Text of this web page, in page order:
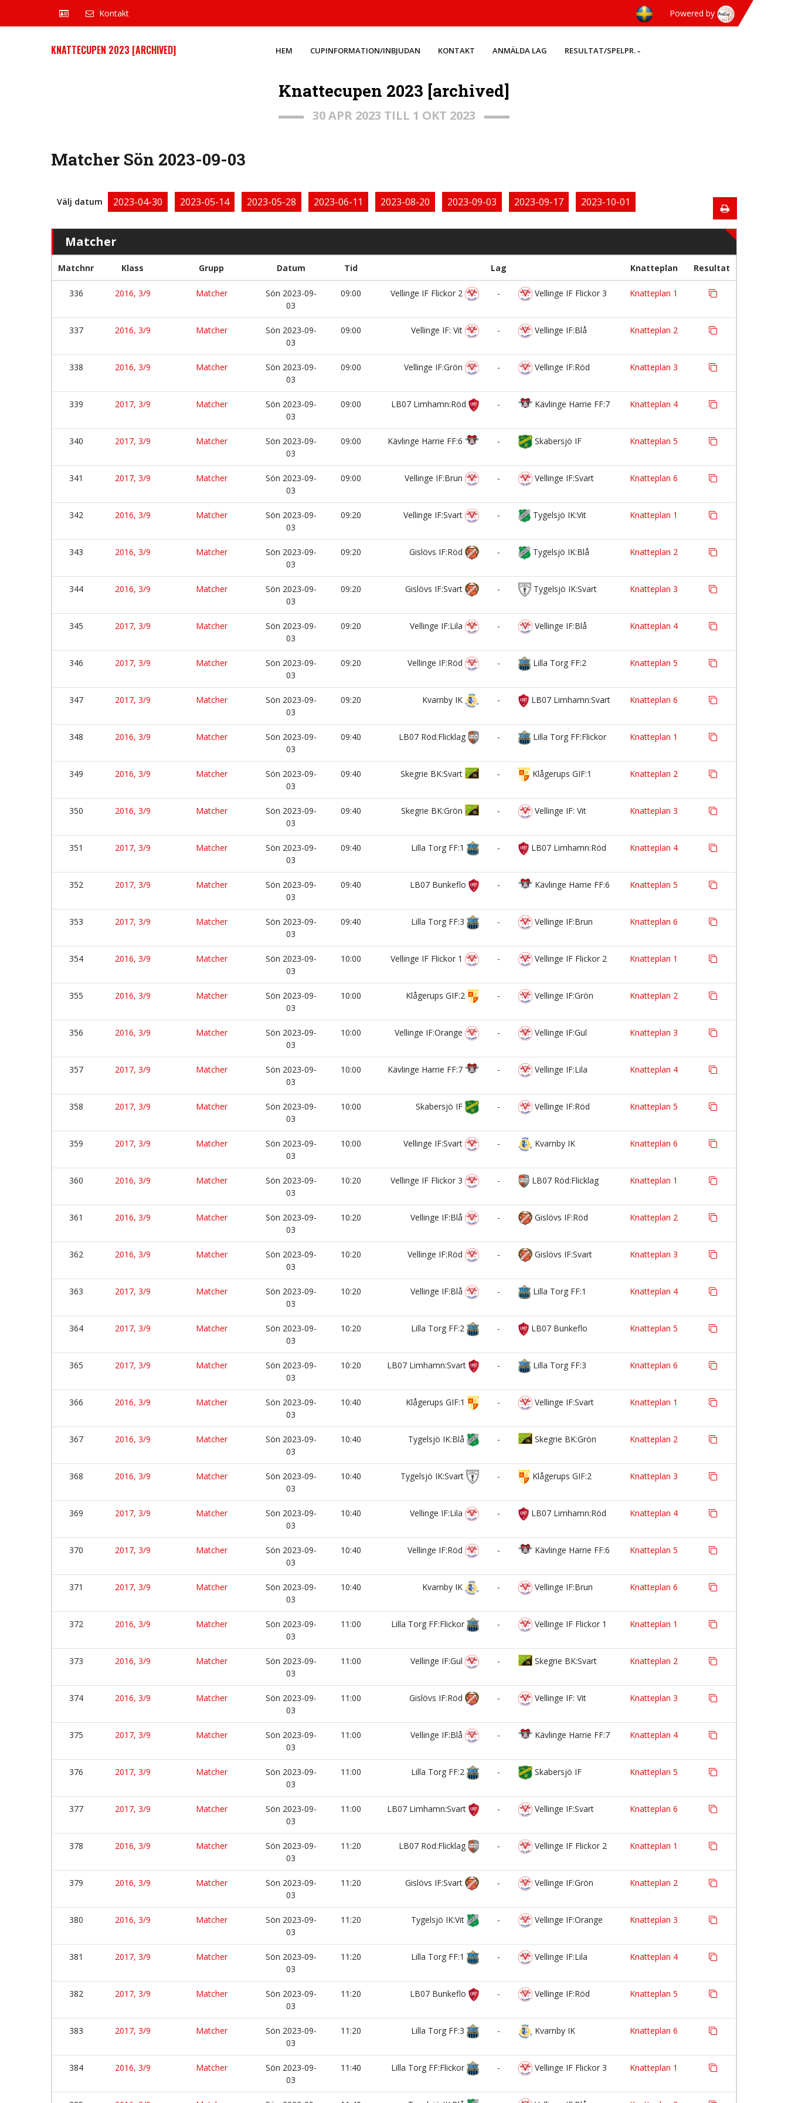
Kontakt Powered by
KNATTECUPEN 2023 [ARCHIVED] HEM CUPINFORMATION/INBJUDAN KONTAKT ANMÄLDA LAG RESULTAT/SPELPR.
Knattecupen 2023 [archived]
30 APR 2023 TILL 1 OKT 2023
Matcher Sön 2023-09-03
Välj datum 2023-04-30 2023-05-14 2023-05-28 2023-06-11 2023-08-20 2023-09-03 2023-09-17 2023-10-01
Matcher
Matchnr Klass Grupp Datum Tid Lag Knatteplan Resultat
336 2016, 3/9 Matcher
Sön 2023-09-
03
09:00 Vellinge IF Flickor 2 - Vellinge IF Flickor 3 Knatteplan 1
337 2016, 3/9 Matcher
Sön 2023-09-
03
09:00 Vellinge IF: Vit - Vellinge IF:Blå Knatteplan 2
338 2016, 3/9 Matcher
Sön 2023-09-
03
09:00 Vellinge IF:Grön - Vellinge IF:Röd Knatteplan 3
339 2017, 3/9 Matcher
Sön 2023-09-
03
09:00 LB07 Limhamn:Röd - Kävlinge Harrie FF:7 Knatteplan 4
340 2017, 3/9 Matcher
Sön 2023-09-
03
09:00 Kävlinge Harrie FF:6 - Skabersjö IF Knatteplan 5
341 2017, 3/9 Matcher
Sön 2023-09-
03
09:00 Vellinge IF:Brun - Vellinge IF:Svart Knatteplan 6
342 2016, 3/9 Matcher
Sön 2023-09-
03
09:20 Vellinge IF:Svart - Tygelsjö IK:Vit Knatteplan 1
343 2016, 3/9 Matcher
Sön 2023-09-
03
09:20 Gislövs IF:Röd - Tygelsjö IK:Blå Knatteplan 2
344 2016, 3/9 Matcher
Sön 2023-09-
03
09:20 Gislövs IF:Svart - Tygelsjö IK:Svart Knatteplan 3
345 2017, 3/9 Matcher
Sön 2023-09-
03
09:20 Vellinge IF:Lila - Vellinge IF:Blå Knatteplan 4
346 2017, 3/9 Matcher
Sön 2023-09-
03
09:20 Vellinge IF:Röd - Lilla Torg FF:2 Knatteplan 5
347 2017, 3/9 Matcher
Sön 2023-09-
03
09:20 Kvarnby IK - LB07 Limhamn:Svart Knatteplan 6
348 2016, 3/9 Matcher
Sön 2023-09-
03
09:40 LB07 Röd:Flicklag - Lilla Torg FF:Flickor Knatteplan 1
349 2016, 3/9 Matcher
Sön 2023-09-
03
09:40 Skegrie BK:Svart - Klågerups GIF:1 Knatteplan 2
350 2016, 3/9 Matcher
Sön 2023-09-
03
09:40 Skegrie BK:Grön - Vellinge IF: Vit Knatteplan 3
351 2017, 3/9 Matcher
Sön 2023-09-
03
09:40 Lilla Torg FF:1 - LB07 Limhamn:Röd Knatteplan 4
352 2017, 3/9 Matcher
Sön 2023-09-
03
09:40 LB07 Bunkeflo - Kävlinge Harrie FF:6 Knatteplan 5
353 2017, 3/9 Matcher
Sön 2023-09-
03
09:40 Lilla Torg FF:3 - Vellinge IF:Brun Knatteplan 6
354 2016, 3/9 Matcher
Sön 2023-09-
03
10:00 Vellinge IF Flickor 1 - Vellinge IF Flickor 2 Knatteplan 1
355 2016, 3/9 Matcher
Sön 2023-09-
03
10:00 Klågerups GIF:2 - Vellinge IF:Grön Knatteplan 2
356 2016, 3/9 Matcher
Sön 2023-09-
03
10:00 Vellinge IF:Orange - Vellinge IF:Gul Knatteplan 3
357 2017, 3/9 Matcher
Sön 2023-09-
03
10:00 Kävlinge Harrie FF:7 - Vellinge IF:Lila Knatteplan 4
358 2017, 3/9 Matcher
Sön 2023-09-
03
10:00 Skabersjö IF - Vellinge IF:Röd Knatteplan 5
359 2017, 3/9 Matcher
Sön 2023-09-
03
10:00 Vellinge IF:Svart - Kvarnby IK Knatteplan 6
360 2016, 3/9 Matcher
Sön 2023-09-
03
10:20 Vellinge IF Flickor 3 - LB07 Röd:Flicklag Knatteplan 1
361 2016, 3/9 Matcher
Sön 2023-09-
03
10:20 Vellinge IF:Blå - Gislövs IF:Röd Knatteplan 2
362 2016, 3/9 Matcher
Sön 2023-09-
03
10:20 Vellinge IF:Röd - Gislövs IF:Svart Knatteplan 3
363 2017, 3/9 Matcher
Sön 2023-09-
03
10:20 Vellinge IF:Blå - Lilla Torg FF:1 Knatteplan 4
364 2017, 3/9 Matcher
Sön 2023-09-
03
10:20 Lilla Torg FF:2 - LB07 Bunkeflo Knatteplan 5
365 2017, 3/9 Matcher
Sön 2023-09-
03
10:20 LB07 Limhamn:Svart - Lilla Torg FF:3 Knatteplan 6
366 2016, 3/9 Matcher
Sön 2023-09-
03
10:40 Klågerups GIF:1 - Vellinge IF:Svart Knatteplan 1
367 2016, 3/9 Matcher
Sön 2023-09-
03
10:40 Tygelsjö IK:Blå - Skegrie BK:Grön Knatteplan 2
368 2016, 3/9 Matcher
Sön 2023-09-
03
10:40 Tygelsjö IK:Svart - Klågerups GIF:2 Knatteplan 3
369 2017, 3/9 Matcher
Sön 2023-09-
03
10:40 Vellinge IF:Lila - LB07 Limhamn:Röd Knatteplan 4
370 2017, 3/9 Matcher
Sön 2023-09-
03
10:40 Vellinge IF:Röd - Kävlinge Harrie FF:6 Knatteplan 5
371 2017, 3/9 Matcher
Sön 2023-09-
03
10:40 Kvarnby IK - Vellinge IF:Brun Knatteplan 6
372 2016, 3/9 Matcher
Sön 2023-09-
03
11:00 Lilla Torg FF:Flickor - Vellinge IF Flickor 1 Knatteplan 1
373 2016, 3/9 Matcher
Sön 2023-09-
03
11:00 Vellinge IF:Gul - Skegrie BK:Svart Knatteplan 2
374 2016, 3/9 Matcher
Sön 2023-09-
03
11:00 Gislövs IF:Röd - Vellinge IF: Vit Knatteplan 3
375 2017, 3/9 Matcher
Sön 2023-09-
03
11:00 Vellinge IF:Blå - Kävlinge Harrie FF:7 Knatteplan 4
376 2017, 3/9 Matcher
Sön 2023-09-
03
11:00 Lilla Torg FF:2 - Skabersjö IF Knatteplan 5
377 2017, 3/9 Matcher
Sön 2023-09-
03
11:00 LB07 Limhamn:Svart - Vellinge IF:Svart Knatteplan 6
378 2016, 3/9 Matcher
Sön 2023-09-
03
11:20 LB07 Röd:Flicklag - Vellinge IF Flickor 2 Knatteplan 1
379 2016, 3/9 Matcher
Sön 2023-09-
03
11:20 Gislövs IF:Svart - Vellinge IF:Grön Knatteplan 2
380 2016, 3/9 Matcher
Sön 2023-09-
03
11:20 Tygelsjö IK:Vit - Vellinge IF:Orange Knatteplan 3
381 2017, 3/9 Matcher
Sön 2023-09-
03
11:20 Lilla Torg FF:1 - Vellinge IF:Lila Knatteplan 4
382 2017, 3/9 Matcher
Sön 2023-09-
03
11:20 LB07 Bunkeflo - Vellinge IF:Röd Knatteplan 5
383 2017, 3/9 Matcher
Sön 2023-09-
03
11:20 Lilla Torg FF:3 - Kvarnby IK Knatteplan 6
384 2016, 3/9 Matcher
Sön 2023-09-
03
11:40 Lilla Torg FF:Flickor - Vellinge IF Flickor 3 Knatteplan 1